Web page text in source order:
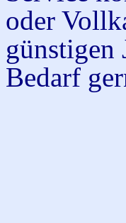
oder
günstigen
Bedarf